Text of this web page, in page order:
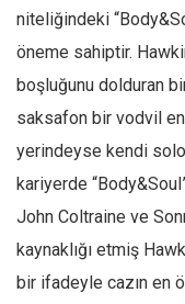
niteliğindeki
öneme sahiptir.
boşluğunu dolduran
saksafon bir vodvil
yerindeyse kendi solo
kariyerde
John Coltraine ve
kaynaklığı etmiş
bir ifadeyle cazın en